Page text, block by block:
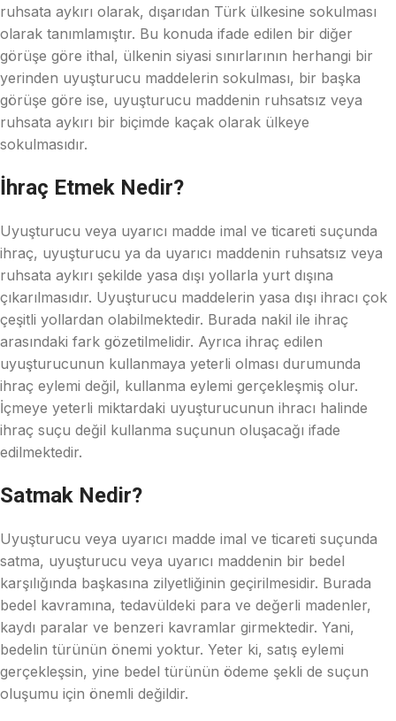
ruhsata aykırı olarak, dışarıdan Türk ülkesine sokulması
olarak tanımlamıştır. Bu konuda ifade edilen bir diğer
görüşe göre ithal, ülkenin siyasi sınırlarının herhangi bir
yerinden uyuşturucu maddelerin sokulması, bir başka
görüşe göre ise, uyuşturucu maddenin ruhsatsız veya
ruhsata aykırı bir biçimde kaçak olarak ülkeye
sokulmasıdır.
İhraç Etmek Nedir?
Uyuşturucu veya uyarıcı madde imal ve ticareti suçunda
ihraç, uyuşturucu ya da uyarıcı maddenin ruhsatsız veya
ruhsata aykırı şekilde yasa dışı yollarla yurt dışına
çıkarılmasıdır. Uyuşturucu maddelerin yasa dışı ihracı çok
çeşitli yollardan olabilmektedir. Burada nakil ile ihraç
arasındaki fark gözetilmelidir. Ayrıca ihraç edilen
uyuşturucunun kullanmaya yeterli olması durumunda
ihraç eylemi değil, kullanma eylemi gerçekleşmiş olur.
İçmeye yeterli miktardaki uyuşturucunun ihracı halinde
ihraç suçu değil kullanma suçunun oluşacağı ifade
edilmektedir.
Satmak Nedir?
Uyuşturucu veya uyarıcı madde imal ve ticareti suçunda
satma, uyuşturucu veya uyarıcı maddenin bir bedel
karşılığında başkasına zilyetliğinin geçirilmesidir. Burada
bedel kavramına, tedavüldeki para ve değerli madenler,
kaydı paralar ve benzeri kavramlar girmektedir. Yani,
bedelin türünün önemi yoktur. Yeter ki, satış eylemi
gerçekleşsin, yine bedel türünün ödeme şekli de suçun
oluşumu için önemli değildir.